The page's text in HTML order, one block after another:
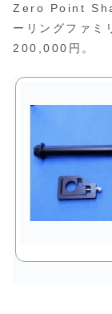
Zero Point
ーリングファミ
200,000円。